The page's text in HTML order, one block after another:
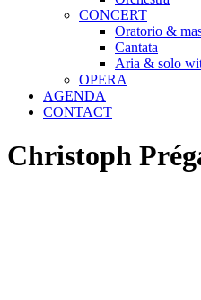
CONCERT
Oratorio &
Cantata
Aria & solo
OPERA
AGENDA
CONTACT
Christoph